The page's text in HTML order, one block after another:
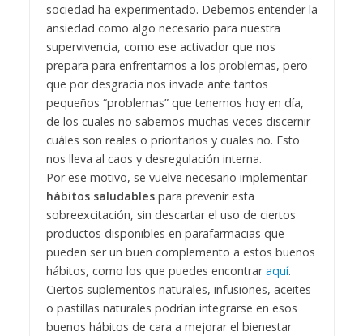
sociedad ha experimentado. Debemos entender la
ansiedad como algo necesario para nuestra
supervivencia, como ese activador que nos
prepara para enfrentarnos a los problemas, pero
que por desgracia nos invade ante tantos
pequeños “problemas” que tenemos hoy en día,
de los cuales no sabemos muchas veces discernir
cuáles son reales o prioritarios y cuales no. Esto
nos lleva al caos y desregulación interna.
Por ese motivo, se vuelve necesario implementar
hábitos saludablespara prevenir esta
sobreexcitación, sin descartar el uso de ciertos
productos disponibles en parafarmacias que
pueden ser un buen complemento a estos buenos
hábitos, como los que puedes encontraraquí.
Ciertos suplementos naturales, infusiones, aceites
o pastillas naturales podrían integrarse en esos
buenos hábitos de cara a mejorar el bienestar